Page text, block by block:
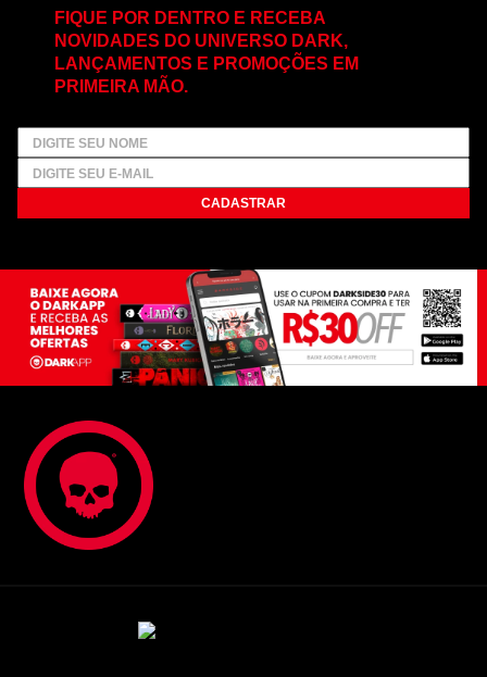
FIQUE POR DENTRO E RECEBA
NOVIDADES DO UNIVERSO DARK,
LANÇAMENTOS E PROMOÇÕES EM
PRIMEIRA MÃO.
CADASTRAR